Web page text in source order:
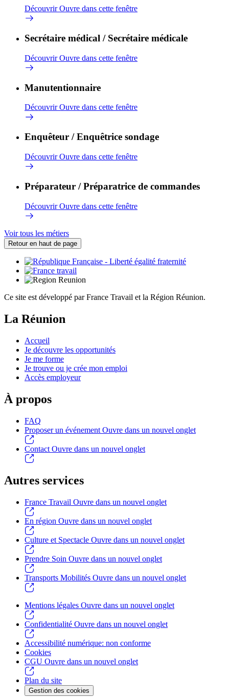
DécouvrirOuvre dans cette fenêtre
Secrétaire médical / Secrétaire médicale
DécouvrirOuvre dans cette fenêtre
Manutentionnaire
DécouvrirOuvre dans cette fenêtre
Enquêteur / Enquêtrice sondage
DécouvrirOuvre dans cette fenêtre
Préparateur / Préparatrice de commandes
DécouvrirOuvre dans cette fenêtre
Voir tous les métiers
Retour en haut de page
Ce site est développé par France Travail et la Région Réunion.
La Réunion
Accueil
Je découvre les opportunités
Je me forme
Je trouve ou je crée mon emploi
Accès employeur
À propos
FAQ
Proposer un événement Ouvre dans un nouvel onglet
Contact Ouvre dans un nouvel onglet
Autres services
France Travail Ouvre dans un nouvel onglet
En région Ouvre dans un nouvel onglet
Culture et Spectacle Ouvre dans un nouvel onglet
Prendre Soin Ouvre dans un nouvel onglet
Transports Mobilités Ouvre dans un nouvel onglet
Mentions légales Ouvre dans un nouvel onglet
Confidentialité Ouvre dans un nouvel onglet
Accessibilité numérique: non conforme
Cookies
CGU Ouvre dans un nouvel onglet
Plan du site
Gestion des cookies